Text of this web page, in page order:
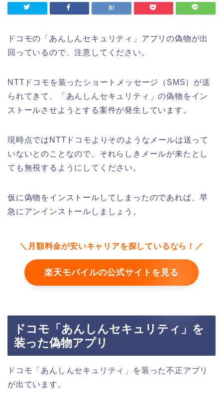
ドコモの「あんしんセキュリティ」アプリの偽物が出
回っているので、注意してください。
NTTドコモを装ったショートメッセージ（SMS）が送
られてきて、「あんしんセキュリティ」の偽物をイン
ストールさせようとする案件が発生しています。
現時点ではNTTドコモよりそのようなメールは送って
いないとのことなので、それらしきメールが来たとし
ても無視するようにしてください。
仮に偽物をインストールしてしまったのであれば、早
急にアンインストールしましょう。
＼月額料金が安いキャリアを探しているなら！／
楽天モバイルの公式サイトを見る
ドコモ「あんしんセキュリティ」を
装った偽物アプリ
ドコモ「あんしんセキュリティ」を装った不正アプリ
が出ています。